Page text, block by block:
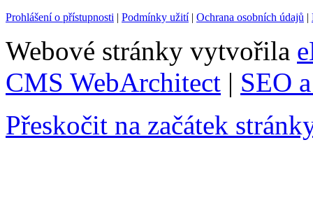
Prohlášení o přístupnosti | Podmínky užití| Ochrana osobních údajů |
Webové stránky vytvořila
CMS WebArchitect | SEO
Přeskočit na začátek